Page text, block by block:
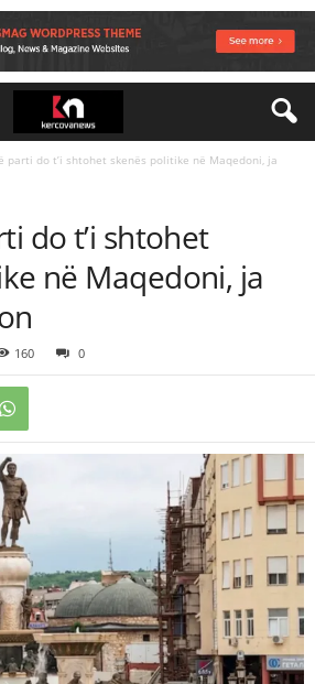
parti do t’i shtohet skenës politike në Maqedoni, ja
do t’i shtohet
në Maqedoni, ja
160 0